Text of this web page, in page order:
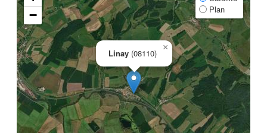
Linay (08110)
×
−
Plan